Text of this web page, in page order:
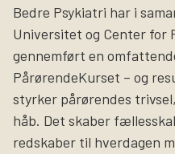
Bedre Psykiatri har i
Universitet og Center for
gennemført en
PårørendeKurset – og
styrker pårørendes
håb. Det skaber
redskaber til hverdagen